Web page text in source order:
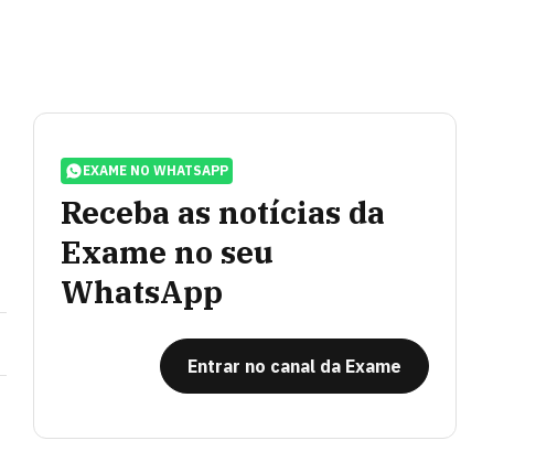
EXAME NO WHATSAPP
Receba as notícias da
Exame no seu
WhatsApp
Entrar no canal da Exame